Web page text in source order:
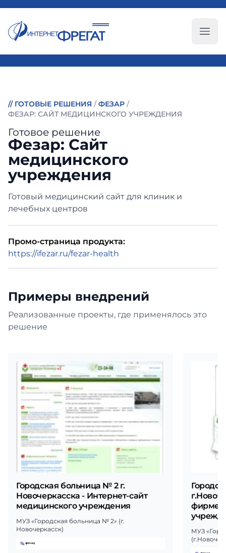
// ГОТОВЫЕ РЕШЕНИЯ / ФЕЗАР /
ФЕЗАР: САЙТ МЕДИЦИНСКОГО УЧРЕЖДЕНИЯ
Готовое решение
Фезар: Сайт
медицинского
учреждения
Готовый медицинский сайт для клиник и
лечебных центров
Промо-страница продукта:
https://ifezar.ru/fezar-health
Примеры внедрений
Реализованные проекты, где применялось это
решение
Городская больница № 2 г.
Новочеркасска - Интернет-сайт
медицинского учреждения
МУЗ «Городская больница № 2» (г.
Новочеркасск)
МУЗ